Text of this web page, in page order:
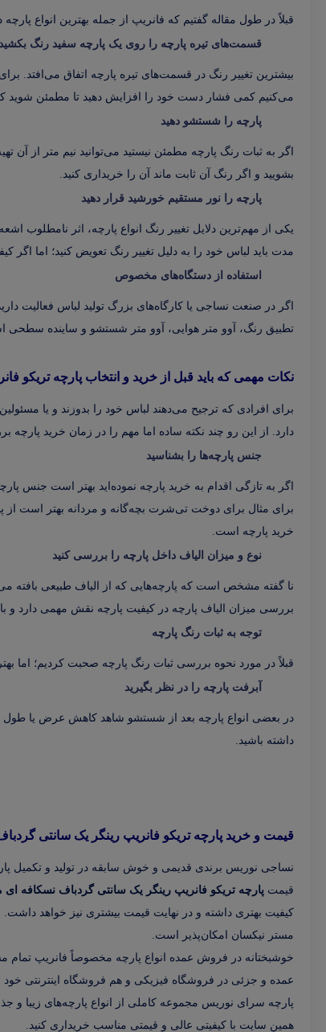
قبلاً در طول مقاله گفتیم که فانریپ از جمله بهترین انواع
قسمت‌های تیره پارچه را روی یک پارچه سفید رنگ بکشید
بیشترین تغییر رنگ در قسمت‌های تیره پارچه اتفاق می‌افتد.
می‌کنیم کمی فشار دست خود را افزایش دهید تا مطمئن شوید
پارچه را شستشو دهید
اگر به ثبات رنگ پارچه مطمئن نیستید می‌توانید نیم متر از
بشویید و اگر رنگ آن ثابت ماند آن را خریداری کنید.
پارچه را نور مستقیم خورشید قرار دهید
یکی از مهم‌ترین دلایل تغییر رنگ انواع پارچه، اثر نامطلوب
مدت باید لباس خود را به دلیل تغییر رنگ تعویض کنید؛ اما
استفاده از دستگاه‌های مخصوص
تطبیق رنگ، آوو متر هوایی، آوو متر شستشو و ساینده سطحی
نکات مهمی که باید قبل از خرید و انتخاب پارچه تریکو
برای افرادی که ترجیح می‌دهند لباس خود را بدوزند و یا
دارد. از این رو چند نکته ساده اما مهم را در زمان خرید پارچه
جنس پارچه‌ها را بشناسید
اگر به تازگی اقدام به خرید پارچه نموده‌اید بهتر است جنس
برای مثال برای دوخت تی‌شرت بچه‌گانه و مردانه بهتر است از
خرید پارچه است.
نوع و میزان الیاف داخل پارچه را بررسی کنید
نا گفته مشخص است که پارچه‌هایی که از الیاف طبیعی بافته
بررسی میزان الیاف پارچه در کیفیت پارچه نقش مهمی دارد و
توجه به ثبات رنگ پارچه
قبلاً در مورد نحوه بررسی ثبات رنگ پارچه صحبت کردیم؛
آبرفت پارچه را در نظر بگیرید
در بعضی انواع پارچه بعد از شستشو شاهد کاهش عرض یا طول
داشته باشید.
قیمت و خرید پارچه تریکو فانریپ رینگر یک سانتی
نساجی نوریس برندی قدیمی و خوش سابقه در تولید و تکمیل
قیمت پارچه تریکو فانریپ رینگر یک سانتی گردباف نسکافه ای
کیفیت بهتری داشته و در نهایت قیمت بیشتری نیز خواهد
مستر نیکسان امکان‌پذیر است.
خوشبختانه در فروش عمده انواع پارچه مخصوصاً فانریپ
عمده و جزئی در فروشگاه فیزیکی و هم فروشگاه اینترنتی
پارچه سرای نوریس مجموعه کاملی از انواع پارچه‌های زیبا و
همین سایت با کیفیتی عالی و قیمتی مناسب خریداری کنید.